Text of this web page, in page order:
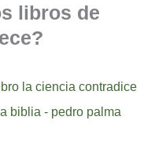
libros de